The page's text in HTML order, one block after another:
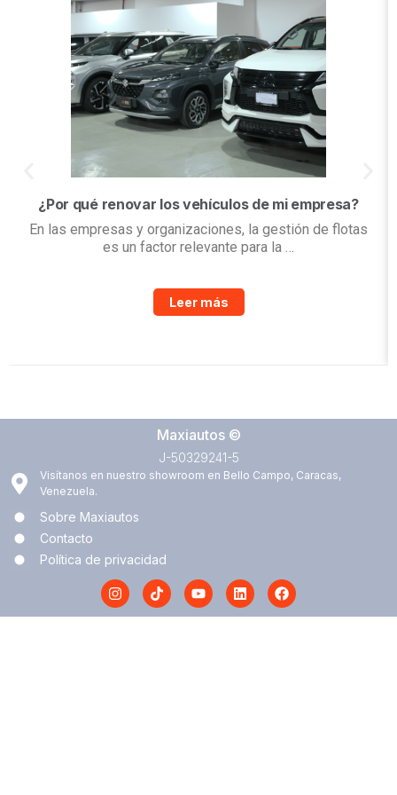
¿Por qué renovar los vehículos de mi empresa?
En las empresas y organizaciones, la gestión de flotas
es un factor relevante para la …
Leer más
Maxiautos ©
J-50329241-5
Visítanos en nuestro showroom en Bello Campo, Caracas,
Venezuela.
Sobre Maxiautos
Contacto
Política de privacidad